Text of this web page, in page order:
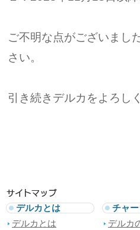
ご不明な点がございまし
さい。
引き続きデルカをよろし
デルカとは
デルカとは
チャ
デルカ